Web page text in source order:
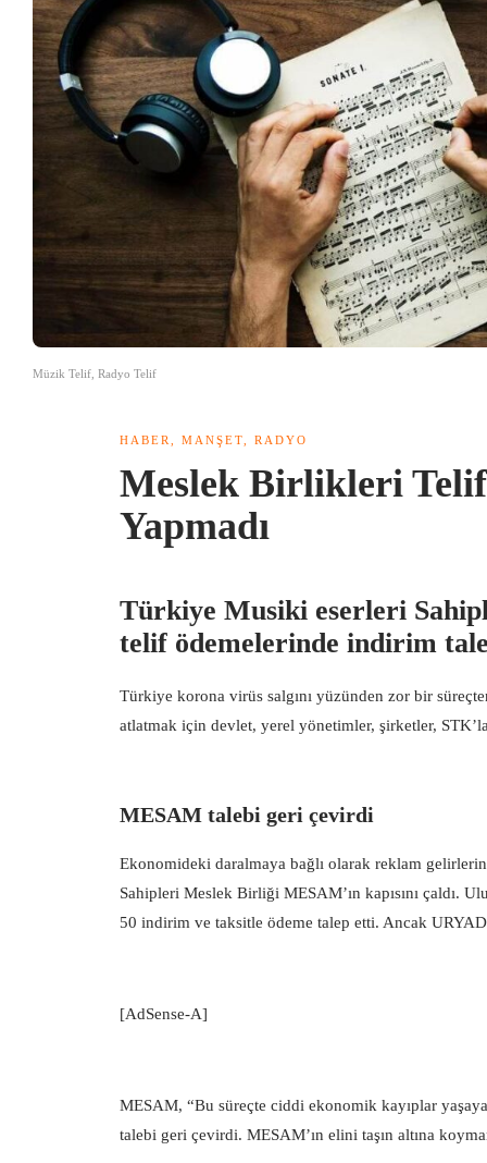
Müzik Telif, Radyo Telif
HABER, MANŞET, RADYO
Meslek Birlikleri
Yapmadı
Türkiye Musiki eserleri
telif ödemelerinde indirim
Türkiye korona virüs salgını yüzünden zor bir
atlatmak için devlet, yerel yönetimler, şirketler,
MESAM talebi geri çevirdi
Ekonomideki daralmaya bağlı olarak reklam
Sahipleri Meslek Birliği MESAM’ın kapısını çaldı.
50 indirim ve taksitle ödeme talep etti. Ancak
[AdSense-A]
MESAM, “Bu süreçte ciddi ekonomik kayıplar
talebi geri çevirdi. MESAM’ın elini taşın altına